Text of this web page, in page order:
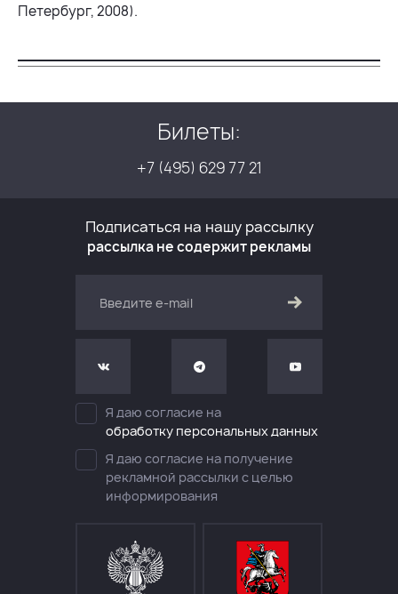
Петербург, 2008).
Билеты:
+7 (495) 629 77 21
Подписаться на нашу рассылку
рассылка не содержит рекламы
Я даю согласие на
обработку персональных данных
Я даю согласие на получение
рекламной рассылки с целью
информирования